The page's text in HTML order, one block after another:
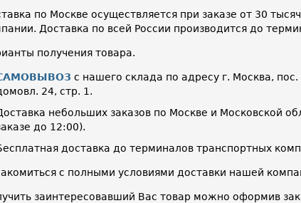
по Москве осуществляется при заказе от 30
Доставка по всей России производится до
получения товара.
с нашего склада по адресу г. Москва,
24, стр. 1.
небольших заказов по Москве и Московской
до 12:00).
доставка до терминалов транспортных
с полными условиями доставки нашей
заинтересовавший Вас товар можно оформив